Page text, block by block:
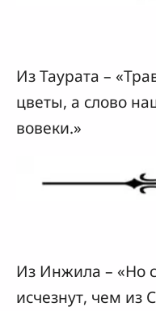
Из Таурата –
цветы, а слово
вовеки.»
Из Инжила – «Но
исчезнут, чем из